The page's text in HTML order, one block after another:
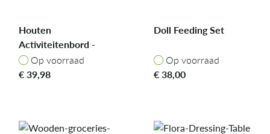
Houten
Activiteitenbord -
Mrs. Elephant
Op voorraad
Op voorraad
€39,98
Doll Feeding Set
Op voorraad
Op voorraad
€38,00